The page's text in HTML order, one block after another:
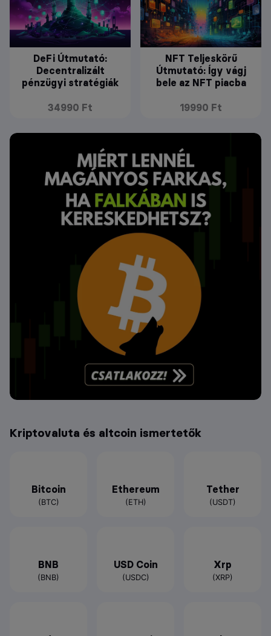
DeFi Útmutató:
Decentralizált
pénzügyi stratégiák
34990 Ft
NFT Teljeskörű
Útmutató: Így vágj
bele az NFT piacba
19990 Ft
Kriptovaluta és altcoin ismertetők
Bitcoin
(BTC)
Ethereum
(ETH)
Tether
(USDT)
BNB
(BNB)
USD Coin
(USDC)
Xrp
(XRP)